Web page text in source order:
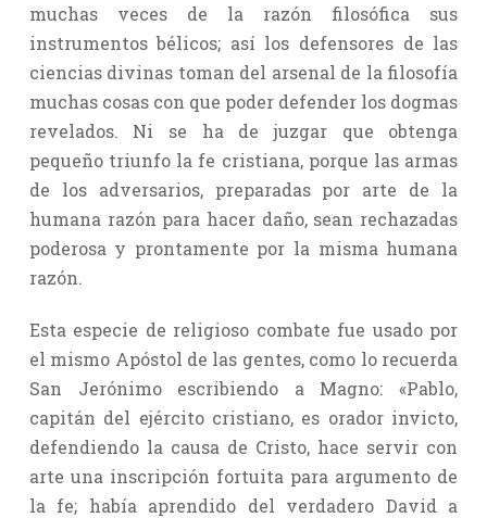
muchas veces de la razón filosófica sus
instrumentos bélicos; así los defensores de las
ciencias divinas toman del arsenal de la filosofía
muchas cosas con que poder defender los dogmas
revelados. Ni se ha de juzgar que obtenga
pequeño triunfo la fe cristiana, porque las armas
de los adversarios, preparadas por arte de la
humana razón para hacer daño, sean rechazadas
poderosa y prontamente por la misma humana
razón.
Esta especie de religioso combate fue usado por
el mismo Apóstol de las gentes, como lo recuerda
San Jerónimo escribiendo a Magno: «Pablo,
capitán del ejército cristiano, es orador invicto,
defendiendo la causa de Cristo, hace servir con
arte una inscripción fortuita para argumento de
la fe; había aprendido del verdadero David a